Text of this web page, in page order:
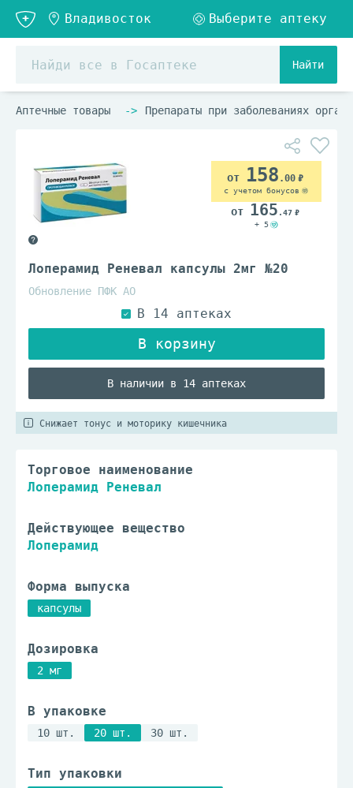
Найти
Аптечные товары Препараты при заболеваниях
Лоперамид Реневал капсулы 2мг №20
Обновление ПФК АО
В наличии в 14 аптеках
158 .00
с учетом бонусов
165 .47
+ 5
Снижает тонус и моторику кишечника
Торговое наименование
Лоперамид Реневал
Действующее вещество
Лоперамид
Форма выпуска
капсулы
Дозировка
2 мг
В упаковке
10 шт. 20 шт. 30 шт.
Тип упаковки